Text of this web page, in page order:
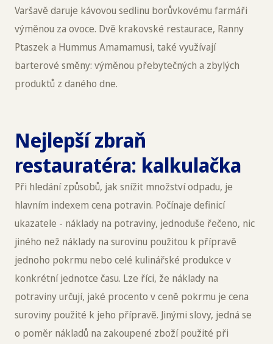
Varšavě daruje kávovou sedlinu borůvkovému farmáři
výměnou za ovoce. Dvě krakovské restaurace, Ranny
Ptaszek a Hummus Amamamusi, také využívají
barterové směny: výměnou přebytečných a zbylých
produktů z daného dne.
Nejlepší zbraň
restauratéra: kalkulačka
Při hledání způsobů, jak snížit množství odpadu, je
hlavním indexem cena potravin. Počínaje definicí
ukazatele - náklady na potraviny, jednoduše řečeno, nic
jiného než náklady na surovinu použitou k přípravě
jednoho pokrmu nebo celé kulinářské produkce v
konkrétní jednotce času. Lze říci, že náklady na
potraviny určují, jaké procento v ceně pokrmu je cena
suroviny použité k jeho přípravě. Jinými slovy, jedná se
o poměr nákladů na zakoupené zboží použité při